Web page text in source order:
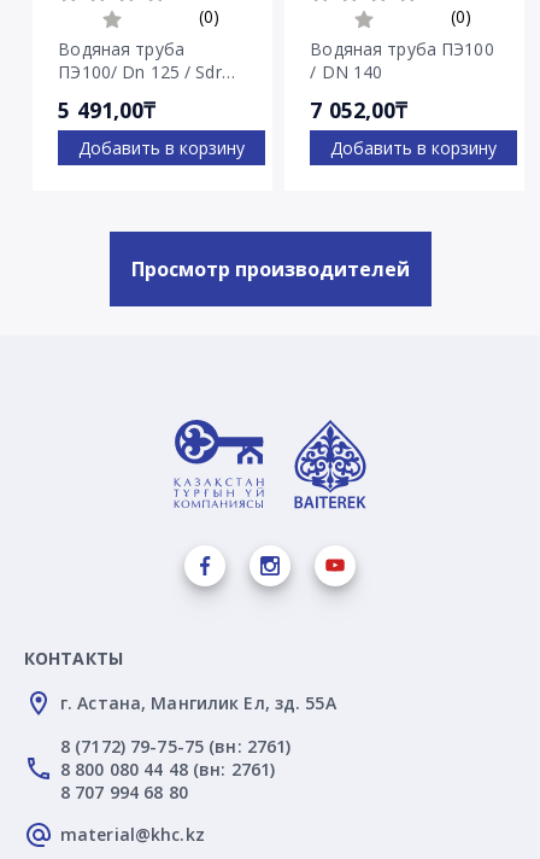
(0)
Водяная труба
ПЭ100/ Dn 125 / Sdr
5 491,00₸
Добавить в корзину
(0)
Водяная труба ПЭ100
/ DN 140
7 052,00₸
Добавить в корзину
Просмотр производителей
КОНТАКТЫ
г. Астана, Мангилик Ел, зд. 55А
8 (7172) 79-75-75 (вн: 2761)
8 800 080 44 48 (вн: 2761)
8 707 994 68 80
material@khc.kz